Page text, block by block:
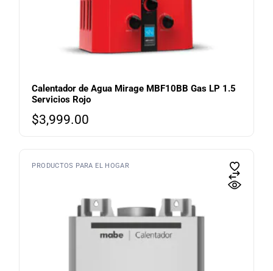
Calentador de Agua Mirage MBF10BB Gas LP 1.5
Servicios Rojo
$3,999.00
PRODUCTOS PARA EL HOGAR